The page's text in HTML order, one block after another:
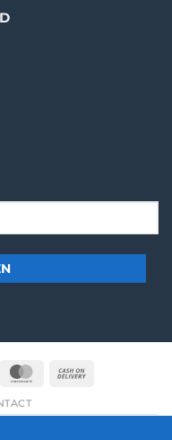
MasterCard
voorbehouden